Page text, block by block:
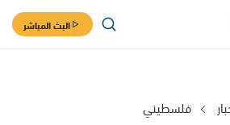
البث المباشر
فلسطيني